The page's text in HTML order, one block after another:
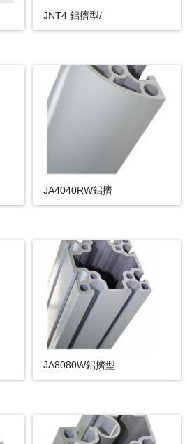
JNT4 鋁擠型/
JA4040RW鋁擠
JA8080W鋁擠型